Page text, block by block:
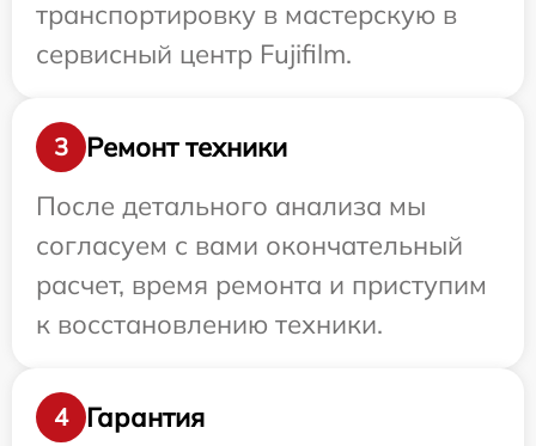
транспортировку в мастерскую в
сервисный центр Fujifilm.
3
Ремонт техники
После детального анализа мы
согласуем с вами окончательный
расчет, время ремонта и приступим
к восстановлению техники.
4 Гарантия